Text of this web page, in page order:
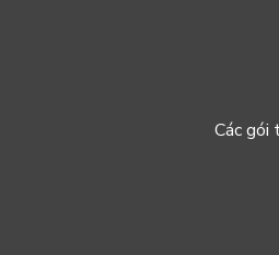
Các gói